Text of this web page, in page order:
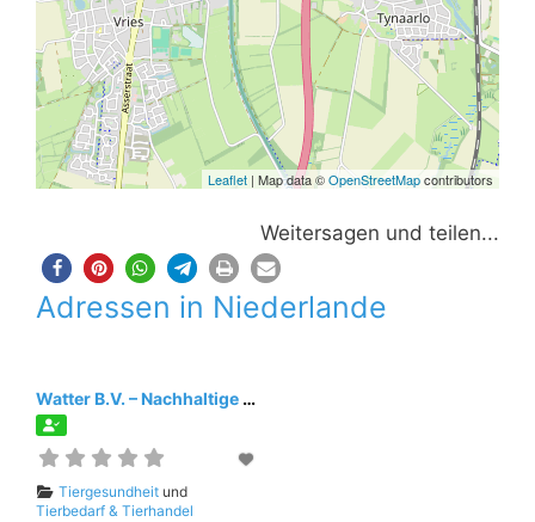
Leaflet | Map data ©OpenStreetMapcontributors
Weitersagen und teilen...
Adressen in Niederlande
Watter B.V. – Nachhaltige Desinfektion
Tiergesundheitund
Tierbedarf & Tierhandel